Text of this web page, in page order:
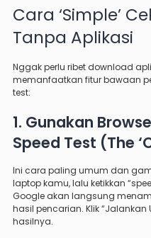
Cara ‘Simple’
Tanpa Aplikasi
Nggak perlu ribet download
memanfaatkan fitur bawaan
test:
1. Gunakan
Speed Test (The
Ini cara paling umum dan
laptop kamu, lalu ketikkan
Google akan langsung
hasil pencarian. Klik
hasilnya.